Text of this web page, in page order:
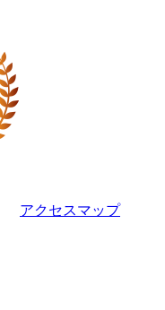
アクセスマップ